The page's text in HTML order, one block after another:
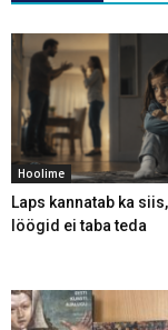
Hoolime
Laps kannatab ka
löögid ei taba teda